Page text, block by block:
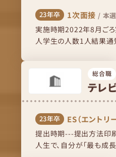
23年卒 1次面接 / 本
実施時期2022年8月ごろ
人学生の人数1人結果通
総合職
テレ
23年卒 ES（エントリ
提出時期---提出方法印
人生で、自分が「最も成